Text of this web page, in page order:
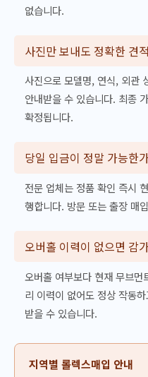
없습니다.
사진만 보내도 정확한 견
사진으로 모델명, 연식, 외관
안내받을 수 있습니다. 최종
확정됩니다.
당일 입금이 정말 가능한
전문 업체는 정품 확인 즉시
행합니다. 방문 또는 출장 매
오버홀 이력이 없으면 감
오버홀 여부보다 현재 무브
리 이력이 없어도 정상 작동
받을 수 있습니다.
지역별 롤렉스매입 안내